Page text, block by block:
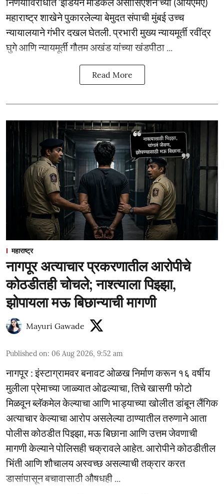
महाराष्ट्र शाखेने पुकारलेल्या बेमुदत संपाची मुंबई उच्च
न्यायालयाने गंभीर दखल घेतली. प्रभारी मुख्य न्यायमूर्ती रवींद्र
घुगे आणि न्यायमूर्ती गौतम अखंड यांच्या खंडपीठा ...
Read More
महाराष्ट्र
नागपूर अत्याचार प्रकरणातील आरोपीचे
कोठडीतही चोचले; नाश्त्याला पिझ्झा,
झोपायला मऊ बिछान्याची मागणी
Mayuri Gawade
Published on: 06 Aug 2026, 9:52 am
नागपूर : इंस्टाग्रामवर बनावट ओळख निर्माण करून १६ वर्षीय
मुलीला प्रेमाच्या जाळ्यात ओढल्याचा, तिचे खासगी फोटो
मिळवून ब्लॅकमेल केल्याचा आणि भाड्याच्या खोलीत डांबून लैंगिक
अत्याचार केल्याचा आरोप असलेल्या ठाण्यातील तरुणाने आता
पोलीस कोठडीत पिझ्झा, मऊ बिछाना आणि उत्तम जेवणाची
मागणी केल्याने पोलिसही चक्रावले आहेत. आरोपीने कोठडीतील
भिंती आणि शौचालय अस्वच्छ असल्याची तक्रार करत
डासांपासून बचावासाठी औषधही ...